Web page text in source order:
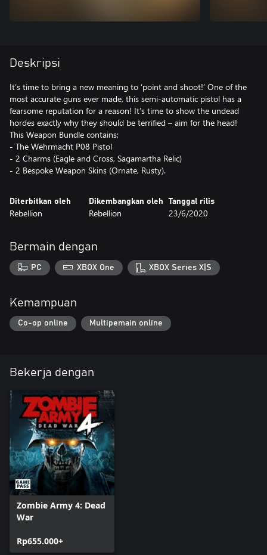
Deskripsi
It’s time to bring a new meaning to ‘point and shoot!’ One of the
most accurate guns ever made, this semi-automatic pistol has a
fearsome reputation for a reason! It’s time to show the undead
hordes exactly why they should be terrified – aim for the head!
This Weapon Bundle contains;
- The Wehrmacht P08 Pistol
- 2 Charms (Eagle and Cross, Sagamartha Relic)
- 2 Bespoke Weapon Skins (Ornate, Rusty).
Diterbitkan oleh
Rebellion
Dikembangkan oleh
Rebellion
Tanggal rilis
23/6/2020
Bermain dengan
PC XBOX One XBOX Series X|S
Kemampuan
Co-op online Multipemain online
Bekerja dengan
Zombie Army 4: Dead
War
Rp655.000+